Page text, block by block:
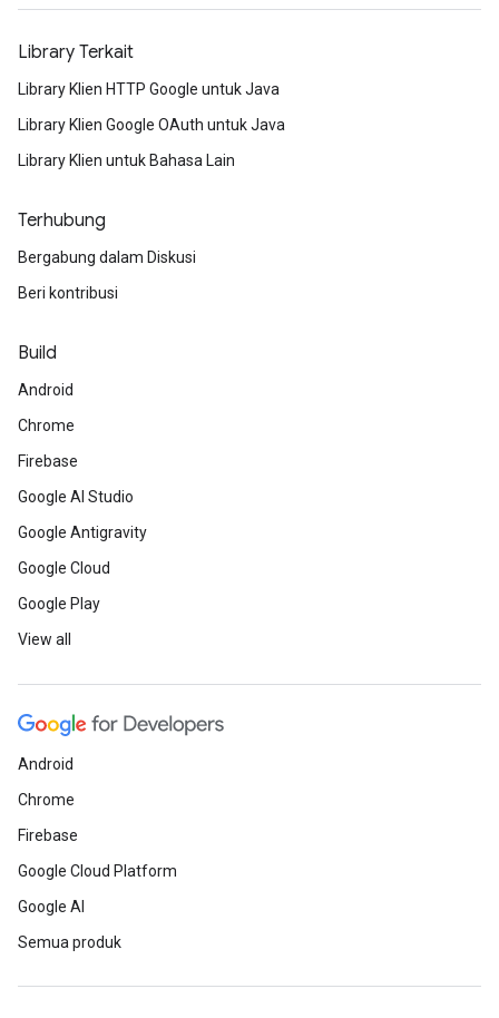
Library Terkait
Library Klien HTTP Google untuk Java
Library Klien Google OAuth untuk Java
Library Klien untuk Bahasa Lain
Terhubung
Bergabung dalam Diskusi
Beri kontribusi
Build
Android
Chrome
Firebase
Google AI Studio
Google Antigravity
Google Cloud
Google Play
View all
Android
Chrome
Firebase
Google Cloud Platform
Google AI
Semua produk